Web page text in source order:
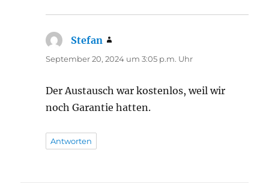
Stefan
September 20, 2024 um 3:05 p.m. Uhr
Der Austausch war kostenlos, weil wir
noch Garantie hatten.
Antworten